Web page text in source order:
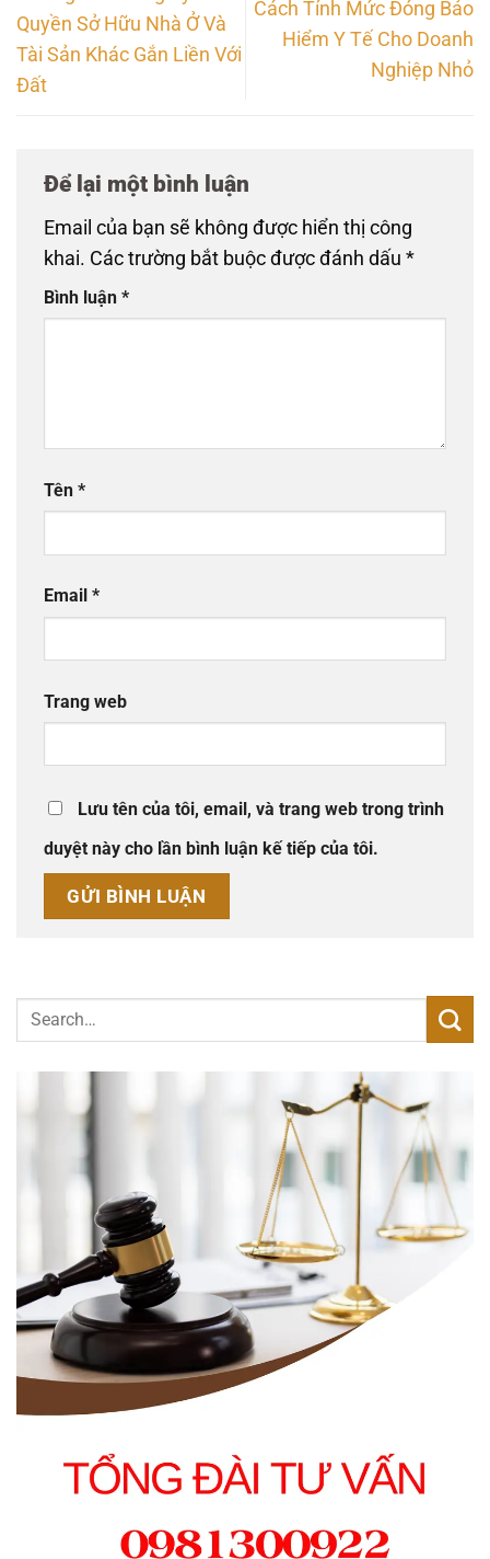
Quyền Sở Hữu Nhà Ở Và
Tài Sản Khác Gắn Liền Với
Đất
Cách Tính Mức Đóng Bảo
Hiểm Y Tế Cho Doanh
Nghiệp Nhỏ
Để lại một bình luận
Email của bạn sẽ không được hiển thị công
khai. Các trường bắt buộc được đánh dấu *
Bình luận *
Tên *
Email *
Trang web
Lưu tên của tôi, email, và trang web trong trình
duyệt này cho lần bình luận kế tiếp của tôi.